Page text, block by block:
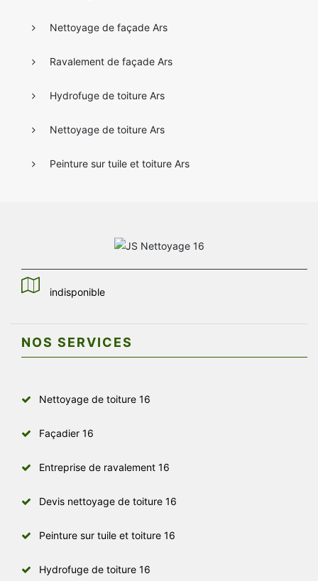
Nettoyage de façade Ars
Ravalement de façade Ars
Hydrofuge de toiture Ars
Nettoyage de toiture Ars
Peinture sur tuile et toiture Ars
indisponible
NOS SERVICES
Nettoyage de toiture 16
Façadier 16
Entreprise de ravalement 16
Devis nettoyage de toiture 16
Peinture sur tuile et toiture 16
Hydrofuge de toiture 16